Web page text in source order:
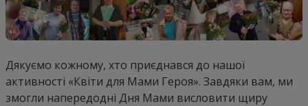
Дякуємо кожному, хто приєднався до нашої
активності «Квіти для Мами Героя». Завдяки вам, ми
змогли напередодні Дня Мами висловити щиру